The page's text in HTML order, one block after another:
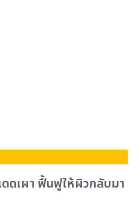
ดเผา ฟื้นฟูให้ผิวกลับมา